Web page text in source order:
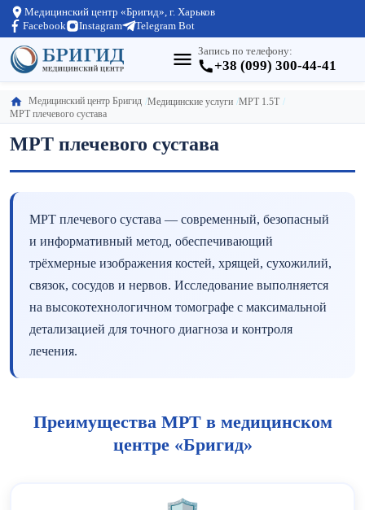
Медицинский центр «Бригид», г. Харьков
Facebook
Instagram Telegram Bot
Запись по телефону:
+38 (099) 300-44-41
Медицинский центр Бригид Медицинские услуги МРТ 1.5Т
МРТ плечевого сустава
МРТ плечевого сустава
МРТ плечевого сустава — современный, безопасный
и информативный метод, обеспечивающий
трёхмерные изображения костей, хрящей, сухожилий,
связок, сосудов и нервов. Исследование выполняется
на высокотехнологичном томографе с максимальной
детализацией для точного диагноза и контроля
лечения.
Преимущества МРТ в медицинском
центре «Бригид»